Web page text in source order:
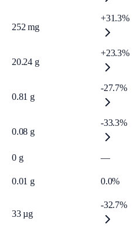
252 mg
+31.3%
20.24 g
+23.3%
0.81 g
-27.7%
0.08 g
-33.3%
0 g
—
0.01 g 0.0%
33 µg
-32.7%